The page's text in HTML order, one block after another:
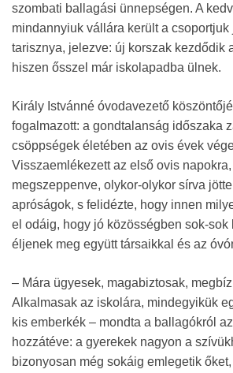
szombati ballagási ünnepségen. A
mindannyiuk vállára került a
tarisznya, jelezve: új korszak kezdődik
hiszen ősszel már iskolapadba ülnek.
Király Istvánné óvodavezető
fogalmazott: a gondtalanság időszaka
csöppségek életében az ovis évek
Visszaemlékezett az első ovis
megszeppenve, olykor-olykor sírva
apróságok, s felidézte, hogy innen
el odáig, hogy jó közösségben sok-sok
éljenek meg együtt társaikkal és az
– Mára ügyesek, magabiztosak,
Alkalmasak az iskolára, mindegyikük
kis emberkék – mondta a ballagókról
hozzátéve: a gyerekek nagyon a
bizonyosan még sokáig emlegetik